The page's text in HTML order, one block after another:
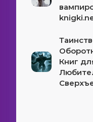
Книг